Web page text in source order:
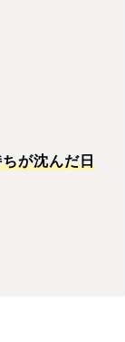
が沈んだ日